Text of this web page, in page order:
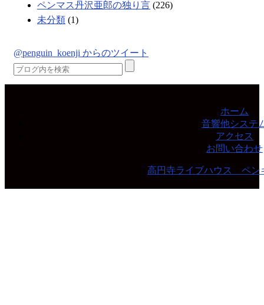
ペンマス丹沢亜郎の独り言 (226)
未分類 (1)
@penguin_koenji からのツイート
ホーム
音響他システ
アクセス
お問い合わせ
高円寺ライブハウス ペン